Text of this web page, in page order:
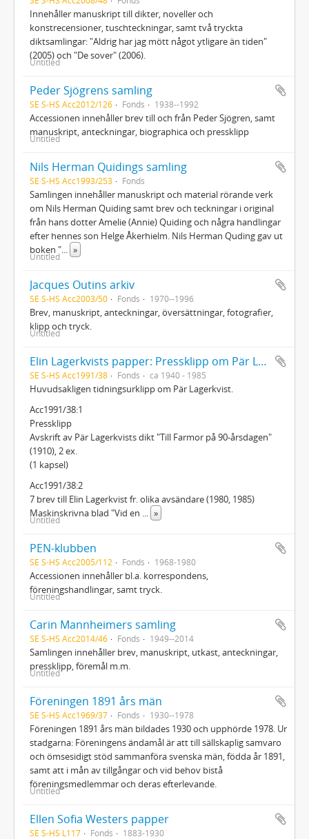
Innehåller manuskript till dikter, noveller och
konstrecensioner, tuschteckningar, samt två tryckta
diktsamlingar: "Aldrig har jag mött något ytligare än tiden"
(2005) och "De sover" (2006).
Untitled
Peder Sjögrens samling
SE S-HS Acc2012/126 Fonds 1938--1992
Accessionen innehåller brev till och från Peder Sjögren, samt
manuskript, anteckningar, biographica och pressklipp
Untitled
Nils Herman Quidings samling
SE S-HS Acc1993/253 Fonds
Samlingen innehåller manuskript och material rörande verk
om Nils Herman Quiding samt brev och teckningar i original
från hans dotter Amelie (Annie) Quiding och några handlingar
efter hennes son Helge Åkerhielm. Nils Herman Quding gav ut
boken "
»
Untitled
Jacques Outins arkiv
SE S-HS Acc2003/50 Fonds 1970--1996
Brev, manuskript, anteckningar, översättningar, fotografier,
klipp och tryck.
Untitled
Elin Lagerkvists papper: Pressklipp om Pär Lagerkvist
SE S-HS Acc1991/38 Fonds ca 1940 - 1985
Huvudsakligen tidningsurklipp om Pär Lagerkvist.
Acc1991/38:1
Pressklipp
Avskrift av Pär Lagerkvists dikt "Till Farmor på 90-årsdagen"
(1910), 2 ex.
(1 kapsel)
Acc1991/38:2
7 brev till Elin Lagerkvist fr. olika avsändare (1980, 1985)
Maskinskrivna blad "Vid en
»
Untitled
PEN-klubben
SE S-HS Acc2005/112 Fonds 1968-1980
Accessionen innehåller bl.a. korrespondens,
föreningshandlingar, samt tryck.
Untitled
Carin Mannheimers samling
SE S-HS Acc2014/46 Fonds 1949--2014
Samlingen innehåller brev, manuskript, utkast, anteckningar,
pressklipp, föremål m.m.
Untitled
Föreningen 1891 års män
SE S-HS Acc1969/37 Fonds 1930--1978
Föreningen 1891 års män bildades 1930 och upphörde 1978. Ur
stadgarna: Föreningens ändamål är att till sällskaplig samvaro
och ömsesidigt stöd sammanföra svenska män, födda år 1891,
samt att i mån av tillgångar och vid behov bistå
föreningsmedlemmar och deras efterlevande.
Untitled
Ellen Sofia Westers papper
SE S-HS L117 Fonds 1883-1930